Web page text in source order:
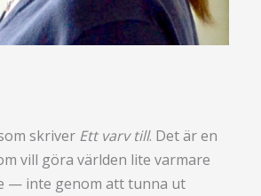
skriver Ett varv till. Det är en
vill göra världen lite varmare
— inte genom att tunna ut